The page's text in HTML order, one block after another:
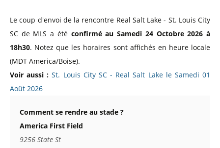
Le coup d'envoi de la rencontre Real Salt Lake - St. Louis City
SC de MLS a été confirmé au Samedi 24 Octobre 2026 à
18h30. Notez que les horaires sont affichés en heure locale
(MDT America/Boise).
Voir aussi : St. Louis City SC - Real Salt Lake le Samedi 01
Août 2026
Comment se rendre au stade ?
America First Field
9256 State St